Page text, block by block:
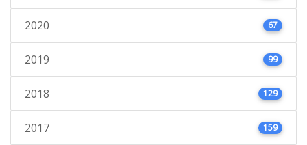
2020 67
2019 99
2018 129
2017 159